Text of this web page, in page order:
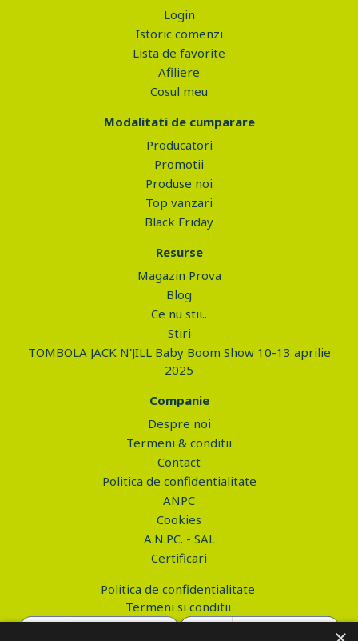
Login
Istoric comenzi
Lista de favorite
Afiliere
Cosul meu
Modalitati de cumparare
Producatori
Promotii
Produse noi
Top vanzari
Black Friday
Resurse
Magazin Prova
Blog
Ce nu stii..
Stiri
TOMBOLA JACK N'JILL Baby Boom Show 10-13 aprilie
2025
Companie
Despre noi
Termeni & conditii
Contact
Politica de confidentialitate
ANPC
Cookies
A.N.P.C. - SAL
Certificari
Politica de confidentialitate
Termeni si conditii